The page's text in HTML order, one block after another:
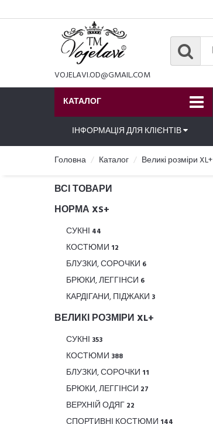
VOJELAVI.OD@GMAIL.COM
КАТАЛОГ
ІНФОРМАЦІЯ ДЛЯ КЛІЄНТІВ
Головна Каталог Великі розміри XL+
ВСІ ТОВАРИ
НОРМА XS+
СУКНІ 44
КОСТЮМИ 12
БЛУЗКИ, СОРОЧКИ 6
БРЮКИ, ЛЕГГІНСИ 6
КАРДІГАНИ, ПІДЖАКИ 3
ВЕЛИКІ РОЗМІРИ XL+
СУКНІ 353
КОСТЮМИ 388
БЛУЗКИ, СОРОЧКИ 11
БРЮКИ, ЛЕГГІНСИ 27
ВЕРХНІЙ ОДЯГ 22